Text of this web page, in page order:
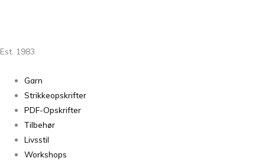
Est. 1983
Garn
Strikkeopskrifter
PDF-Opskrifter
Tilbehør
Livsstil
Workshops